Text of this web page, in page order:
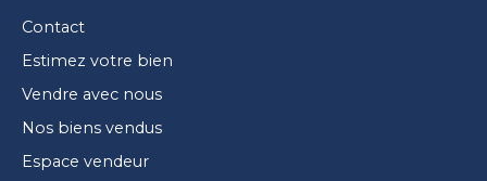
Contact
Estimez votre bien
Vendre avec nous
Nos biens vendus
Espace vendeur